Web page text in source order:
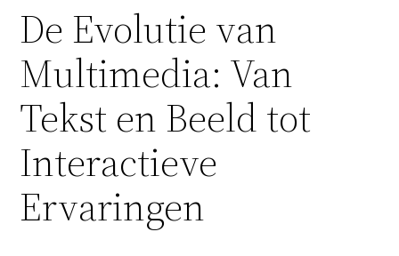
De Evolutie van
Multimedia: Van
Tekst en Beeld tot
Interactieve
Ervaringen